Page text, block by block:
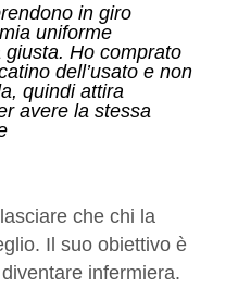
in giro
uniforme
Ho comprato
dell’usato e non
quindi attira
avere la stessa
che chi la
Il suo obiettivo è
infermiera.